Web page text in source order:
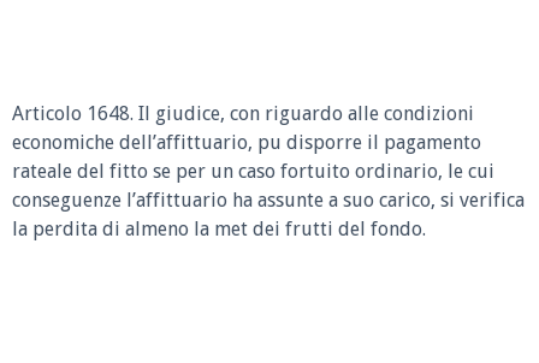
Articolo 1648. Il giudice, con riguardo alle condizioni
economiche dell’affittuario, pu disporre il pagamento
rateale del fitto se per un caso fortuito ordinario, le cui
conseguenze l’affittuario ha assunte a suo carico, si verifica
la perdita di almeno la met dei frutti del fondo.